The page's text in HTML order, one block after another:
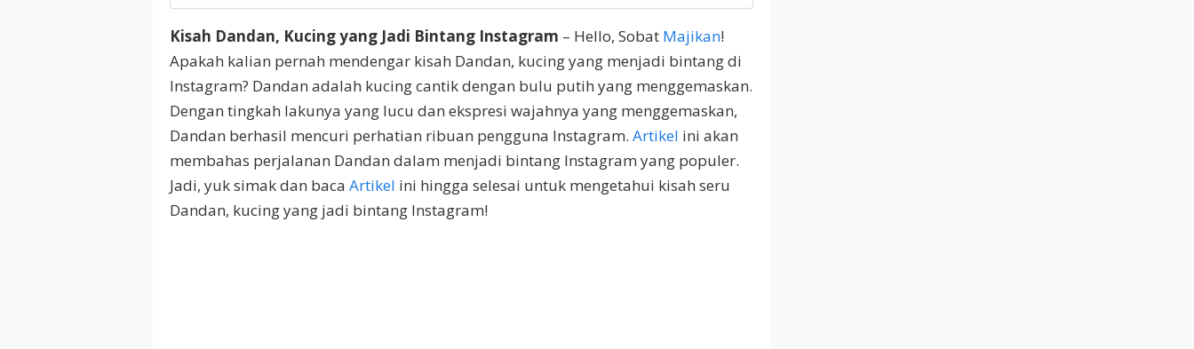
Kisah Dandan, Kucing yang Jadi Bintang Instagram – Hello, Sobat Majikan!
Apakah kalian pernah mendengar kisah Dandan, kucing yang menjadi bintang di
Instagram? Dandan adalah kucing cantik dengan bulu putih yang menggemaskan.
Dengan tingkah lakunya yang lucu dan ekspresi wajahnya yang menggemaskan,
Dandan berhasil mencuri perhatian ribuan pengguna Instagram. Artikel ini akan
membahas perjalanan Dandan dalam menjadi bintang Instagram yang populer.
Jadi, yuk simak dan baca Artikel ini hingga selesai untuk mengetahui kisah seru
Dandan, kucing yang jadi bintang Instagram!